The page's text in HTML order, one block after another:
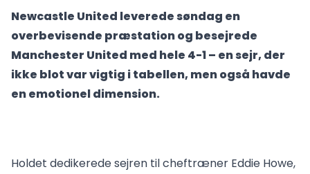
Newcastle United leverede søndag en
overbevisende præstation og besejrede
Manchester United med hele 4-1 – en sejr, der
ikke blot var vigtig i tabellen, men også havde
en emotionel dimension.
Holdet dedikerede sejren til cheftræner Eddie Howe,